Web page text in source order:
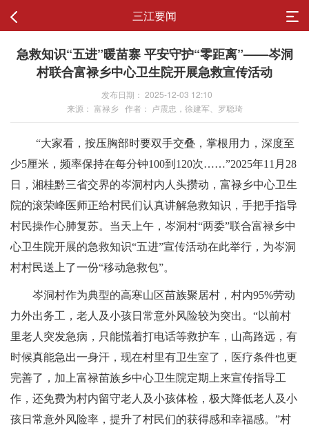
三江要闻
急救知识“五进”暖苗寨 平安守护“零距离”——岑洞
村联合富禄乡中心卫生院开展急救宣传活动
发布日期： 2025-12-03 12:10
来源： 富禄乡 作者： 卢震忠，徐建军、罗聪琦
“大家看，按压胸部时要双手交叠，掌根用力，深度至
少5厘米，频率保持在每分钟100到120次……”2025年11月28
日，湘桂黔三省交界的岑洞村内人头攒动，富禄乡中心卫生
院的滚荣峰医师正给村民们认真讲解急救知识，手把手指导
村民操作心肺复苏。当天上午，岑洞村“两委”联合富禄乡中
心卫生院开展的急救知识“五进”宣传活动在此举行，为岑洞
村村民送上了一份“移动急救包”。
岑洞村作为典型的高寒山区苗族聚居村，村内95%劳动
力外出务工，老人及小孩日常意外风险较为突出。“以前村
里老人突发急病，只能慌着打电话等救护车，山高路远，有
时候真能急出一身汗，现在村里有卫生室了，医疗条件也更
完善了，加上富禄苗族乡中心卫生院定期上来宣传指导工
作，还免费为村内留守老人及小孩体检，极大降低老人及小
孩日常意外风险率，提升了村民们的获得感和幸福感。”村